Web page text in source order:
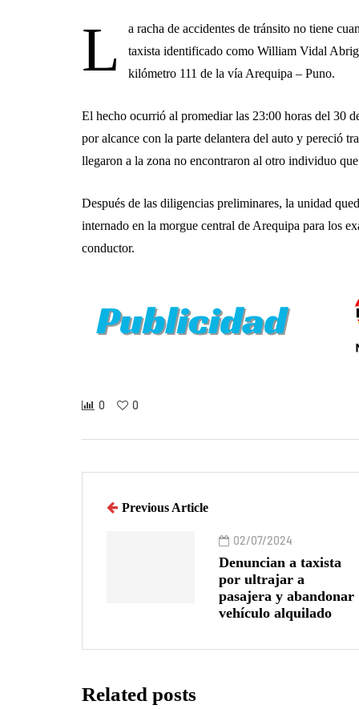
L
a racha de accidentes de tránsito no tiene
taxista identificado como William Vidal
kilómetro 111 de la vía Arequipa – Puno.
El hecho ocurrió al promediar las 23:00 horas del 30
por alcance con la parte delantera del auto y pereció
llegaron a la zona no encontraron al otro individuo
Después de las diligencias preliminares, la unidad
internado en la morgue central de Arequipa para los
conductor.
0 0
Previous Article
02/07/2024
Denuncian a taxista
por ultrajar a
pasajera y abandonar
vehículo alquilado
Related posts